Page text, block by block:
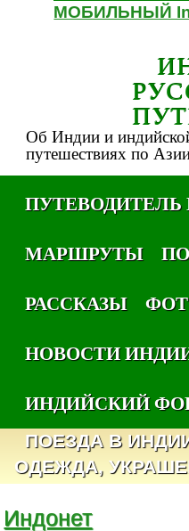
МОБИЛЬНЫЙ
Об Индии и
путешествиях по
МАРШРУТЫ
РАССКАЗЫ
НОВОСТИ
ИНДИЙСКИЙ
ПОЕЗДА В
ОДЕЖДА,
Индонет